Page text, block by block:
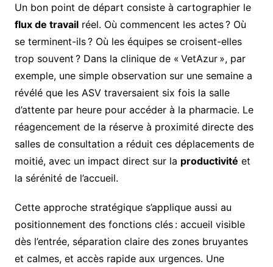
Un bon point de départ consiste à cartographier le
flux de travailréel. Où commencent les actes ? Où
se terminent-ils ? Où les équipes se croisent-elles
trop souvent ? Dans la clinique de « VetAzur », par
exemple, une simple observation sur une semaine a
révélé que les ASV traversaient six fois la salle
d’attente par heure pour accéder à la pharmacie. Le
réagencement de la réserve à proximité directe des
salles de consultation a réduit ces déplacements de
moitié, avec un impact direct sur la productivité et
la sérénité de l’accueil.
Cette approche stratégique s’applique aussi au
positionnement des fonctions clés : accueil visible
dès l’entrée, séparation claire des zones bruyantes
et calmes, et accès rapide aux urgences. Une